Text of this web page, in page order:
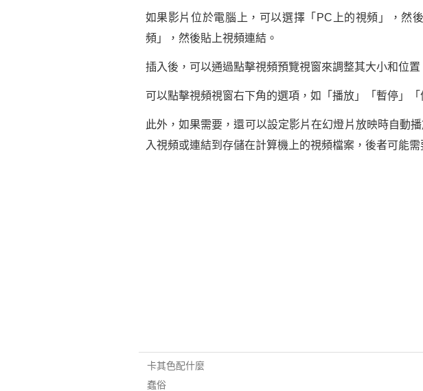
如果影片位於電腦上，可以選擇「PC上的視頻」，然
頻」，然後貼上視頻連結。
插入後，可以通過點擊視頻預覽視窗來調整其大小和位
可以點擊視頻視窗右下角的選項，如「播放」「暫停」
此外，如果需要，還可以設定影片在幻燈片放映時自動
入視頻或連結到存儲在計算機上的視頻檔案，後者可能
卡其色配什麼
蠢俗